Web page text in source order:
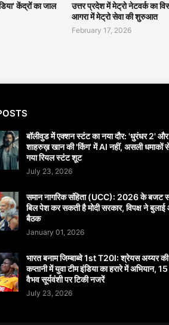
केंद्रों का जाल
उत्तर प्रदेश में मेट्रो नेटवर्क का
आगरा में मेट्रो सेवा की शुरुआत
February 17, 2026
बॉलीवुड में एक्शन स्टंट का नया दौर: 'धुरंधर 2' और
शाहरुख़ खान की 'किंग' में AI नहीं, असली धमाकों
गया रियल स्टंट शूट
July 23, 2026
समान नागरिक संहिता (UCC): 2026 के बजट
बिल पेश कर सकती है मोदी सरकार, विपक्ष ने
बैठक
January 01, 2026
भारत बनाम जिम्बाब्वे 1st T20I: श्रेयस अय्यर की
कप्तानी में युवा टीम इंडिया का हरारे में अभियान, 15
वैभव सूर्यवंशी पर टिकी नजरें
July 23, 2026